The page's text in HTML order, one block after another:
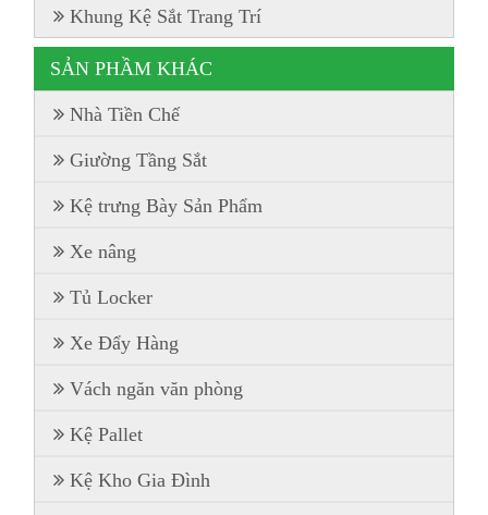
Khung Kệ Sắt Trang Trí
SẢN PHẦM KHÁC
Nhà Tiền Chế
Giường Tầng Sắt
Kệ trưng Bày Sản Phẩm
Xe nâng
Tủ Locker
Xe Đẩy Hàng
Vách ngăn văn phòng
Kệ Pallet
Kệ Kho Gia Đình